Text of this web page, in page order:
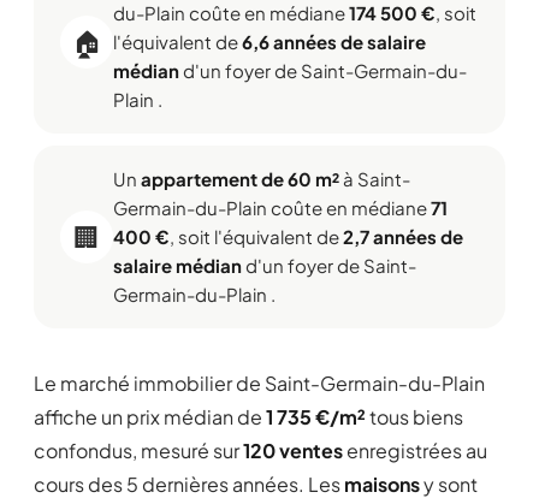
🏠
du-Plain coûte en médiane174 500 €, soit
l'équivalent de6,6 années de salaire
médiand'un foyer de Saint-Germain-du-
Plain .
🏢
Un appartement de 60 m² à Saint-
Germain-du-Plain coûte en médiane71
400 €, soit l'équivalent de2,7 années de
salaire médiand'un foyer de Saint-
Germain-du-Plain .
Le marché immobilier de Saint-Germain-du-Plain
affiche un prix médian de1 735 €/m²tous biens
confondus, mesuré sur120 ventesenregistrées au
cours des 5 dernières années. Lesmaisonsy sont